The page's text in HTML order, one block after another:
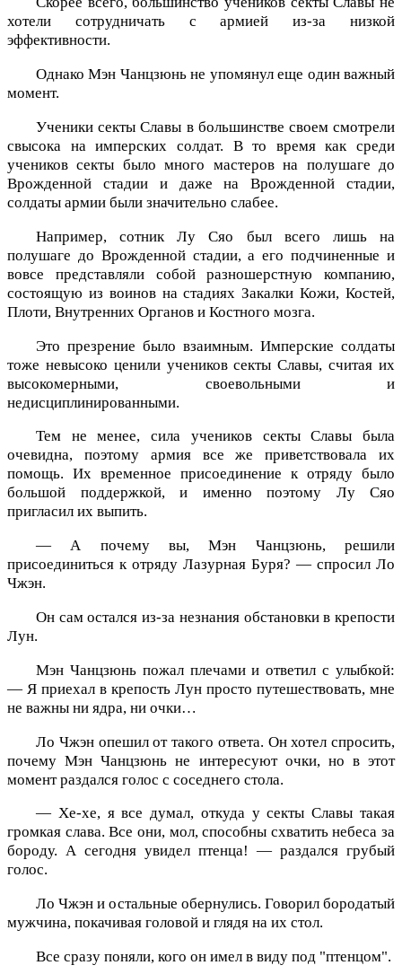
хотели сотрудничать с армией из-за низкой
эффективности.
Однако Мэн Чанцзюнь не упомянул еще один важный
момент.
Ученики секты Славы в большинстве своем смотрели
свысока на имперских солдат. В то время как среди
учеников секты было много мастеров на полушаге до
Врожденной стадии и даже на Врожденной стадии,
солдаты армии были значительно слабее.
Например, сотник Лу Сяо был всего лишь на
полушаге до Врожденной стадии, а его подчиненные и
вовсе представляли собой разношерстную компанию,
состоящую из воинов на стадиях Закалки Кожи, Костей,
Плоти, Внутренних Органов и Костного мозга.
Это презрение было взаимным. Имперские солдаты
тоже невысоко ценили учеников секты Славы, считая их
высокомерными, своевольными и
недисциплинированными.
Тем не менее, сила учеников секты Славы была
очевидна, поэтому армия все же приветствовала их
помощь. Их временное присоединение к отряду было
большой поддержкой, и именно поэтому Лу Сяо
пригласил их выпить.
— А почему вы, Мэн Чанцзюнь, решили
присоединиться к отряду Лазурная Буря? — спросил Ло
Чжэн.
Он сам остался из-за незнания обстановки в крепости
Лун.
Мэн Чанцзюнь пожал плечами и ответил с улыбкой:
— Я приехал в крепость Лун просто путешествовать, мне
не важны ни ядра, ни очки…
Ло Чжэн опешил от такого ответа. Он хотел спросить,
почему Мэн Чанцзюнь не интересуют очки, но в этот
момент раздался голос с соседнего стола.
— Хе-хе, я все думал, откуда у секты Славы такая
громкая слава. Все они, мол, способны схватить небеса за
бороду. А сегодня увидел птенца! — раздался грубый
голос.
Ло Чжэн и остальные обернулись. Говорил бородатый
мужчина, покачивая головой и глядя на их стол.
Все сразу поняли, кого он имел в виду под "птенцом".